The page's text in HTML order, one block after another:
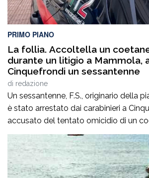
PRIMO PIANO
La follia. Accoltella un
durante un litigio a Mammola,
Cinquefrondi un sessantenne
di redazione
Un sessantenne, F.S., originario della
è stato arrestato dai carabinieri a
accusato del tentato omicidio di un
uomini c’è stato un litigio per futili
nella locride. F.S ha colpito il rivale
gola ed è fuggito. La vittima è stata